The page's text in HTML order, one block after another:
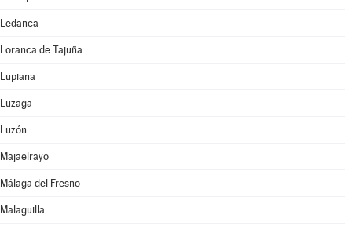
Ledanca
Loranca de Tajuña
Lupiana
Luzaga
Luzón
Majaelrayo
Málaga del Fresno
Malaguilla